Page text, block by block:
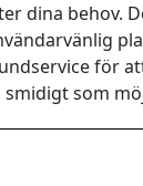
dina behov.
för
smidigt som